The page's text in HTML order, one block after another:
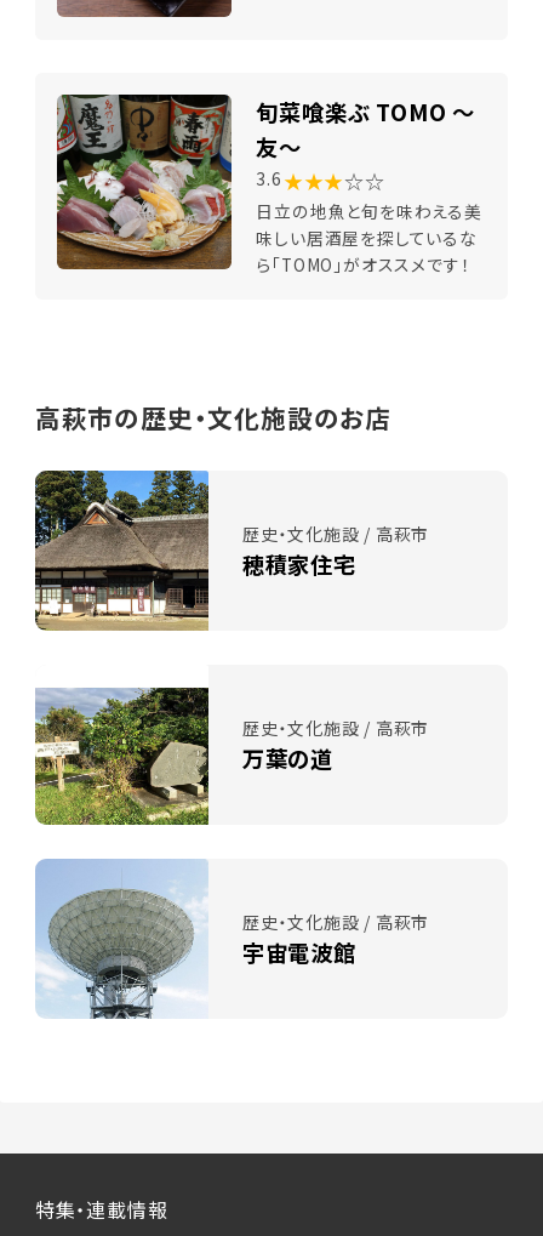
旬菜喰楽ぶ TOMO ～
友～
3.6 ★★★☆☆
日立の地魚と旬を味わえる美
味しい居酒屋を探しているな
ら「TOMO」がオススメです！
高萩市の歴史・文化施設のお店
歴史・文化施設 / 高萩市
穂積家住宅
歴史・文化施設 / 高萩市
万葉の道
歴史・文化施設 / 高萩市
宇宙電波館
特集・連載情報